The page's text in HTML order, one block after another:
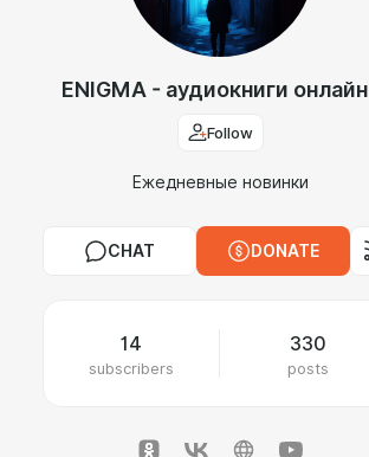
ENIGMA - аудиокниги онлайн
Follow
Ежедневные новинки
CHAT DONATE
14
subscribers
330
posts